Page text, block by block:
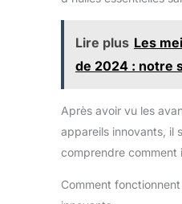
Ces fours
conçu avec un grain
four à cireavec
chauffe-plat.
【
de poêle à cire
heureux et
cadeaux
n'hésitez pas à
une réponse
Lire plus Les
de 2024 : notre
Après avoir vu les
appareils innovants, il
comprendre comment
Comment